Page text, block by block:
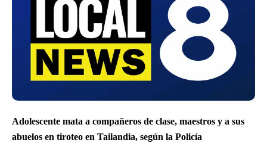
Adolescente mata a compañeros de clase, maestros y a sus
abuelos en tiroteo en Tailandia, según la Policía